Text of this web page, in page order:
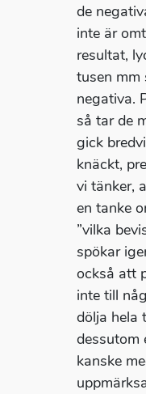
de
inte är
resultat,
tusen mm
negativa.
så tar de
gick
knäckt,
vi tänker,
en tanke
”vilka
spökar
också att
inte till
dölja hela
dessutom
kanske